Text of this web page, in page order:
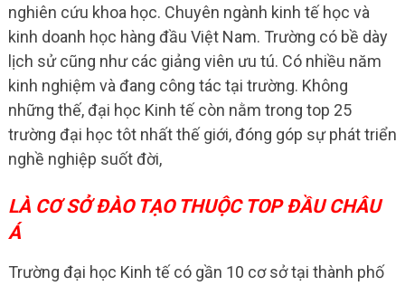
nghiên cứu khoa học. Chuyên ngành kinh tế học và
kinh doanh học hàng đầu Việt Nam. Trường có bề dày
lịch sử cũng như các giảng viên ưu tú. Có nhiều năm
kinh nghiệm và đang công tác tại trường. Không
những thế, đại học Kinh tế còn nằm trong top 25
trường đại học tôt nhất thế giới, đóng góp sự phát triển
nghề nghiệp suốt đời,
LÀ CƠ SỞ ĐÀO TẠO THUỘC TOP ĐẦU CHÂU
Á
Trường đại học Kinh tế có gần 10 cơ sở tại thành phố